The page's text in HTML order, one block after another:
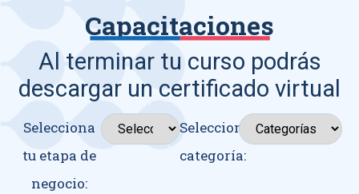
Capacitaciones
Al terminar tu curso podrás
descargar un certificado virtual
Selecciona
tu etapa de
negocio:
Seleccionar
categoría: